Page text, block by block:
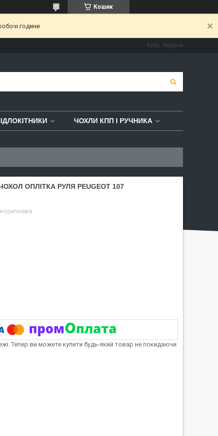
Кошик
години
Київ, Україна
ЧОХЛИ КПП І РУЧНИКА
ОПЛІТКА РУЛЯ PEUGEOT 107
Тепер ви можете купити будь-який товар не покидаючи